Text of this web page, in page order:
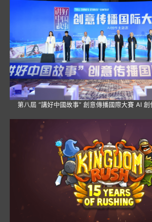
第八屆 “講好中國故事” 創意傳播國際大賽 AI